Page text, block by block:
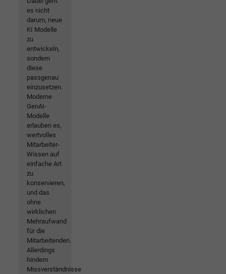
es nicht
darum, neue
KI Modelle
zu
entwickeln,
sondern
diese
passgenau
einzusetzen.
Moderne
GenAI-
Modelle
erlauben es,
wertvolles
Mitarbeiter-
Wissen auf
einfache Art
zu
konservieren,
und das
ohne
wirklichen
Mehraufwand
für die
Mitarbeitenden.
Allerdings
hindern
Missverständnisse